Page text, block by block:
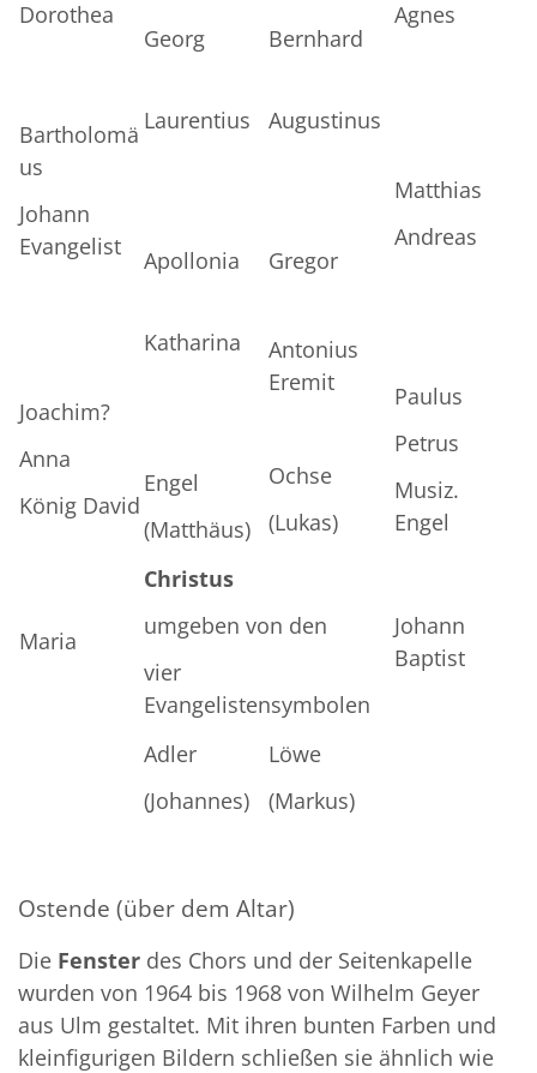
Dorothea
Georg
Bernhard
Agnes
Bartholomä
us
Johann
Evangelist
Laurentius
Apollonia
Augustinus
Gregor
Matthias
Andreas
Joachim?
Anna
König David
Katharina
Engel
(Matthäus)
Antonius
Eremit
Ochse
(Lukas)
Paulus
Petrus
Musiz.
Engel
Maria
Christus
umgeben von den
vier
Evangelistensymbolen
Johann
Baptist
Adler
(Johannes)
Löwe
(Markus)
Ostende (über dem Altar)
Die Fenster des Chors und der Seitenkapelle
wurden von 1964 bis 1968 von Wilhelm Geyer
aus Ulm gestaltet. Mit ihren bunten Farben und
kleinfigurigen Bildern schließen sie ähnlich wie